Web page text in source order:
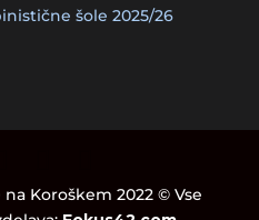
šole 2025/26
Koroškem 2022 © Vse